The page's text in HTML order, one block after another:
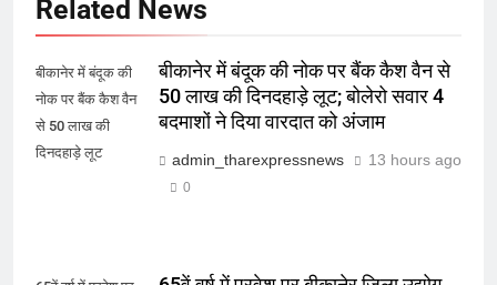
Related News
बीकानेर में बंदूक की
नोक पर बैंक कैश वैन
से 50 लाख की
दिनदहाड़े लूट
बीकानेर में बंदूक की नोक पर बैंक कैश वैन से
50 लाख की दिनदहाड़े लूट; बोलेरो सवार 4
बदमाशों ने दिया वारदात को अंजाम
admin_tharexpressnews 13 hours ago
0